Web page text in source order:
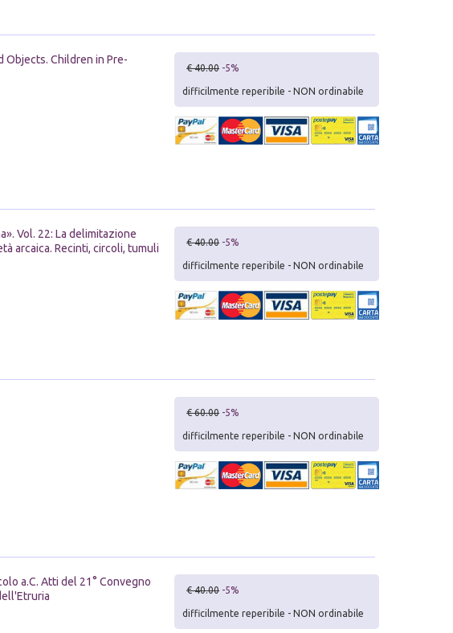
Objects. Children in Pre-
€ 40.00 -5%
difficilmente reperibile - NON ordinabile
Vol. 22: La delimitazione
arcaica. Recinti, circoli, tumuli
€ 40.00 -5%
difficilmente reperibile - NON ordinabile
€ 60.00 -5%
difficilmente reperibile - NON ordinabile
a.C. Atti del 21° Convegno
€ 40.00 -5%
difficilmente reperibile - NON ordinabile